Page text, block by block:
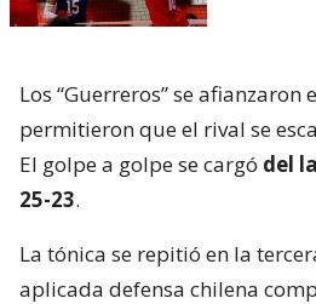
Los “Guerreros” se afianzaron
permitieron que el rival se
El golpe a golpe se cargó del
25-23.
La tónica se repitió en la
aplicada defensa chilena